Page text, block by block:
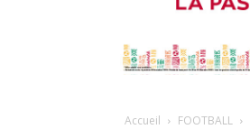
Accueil FOOTBALL